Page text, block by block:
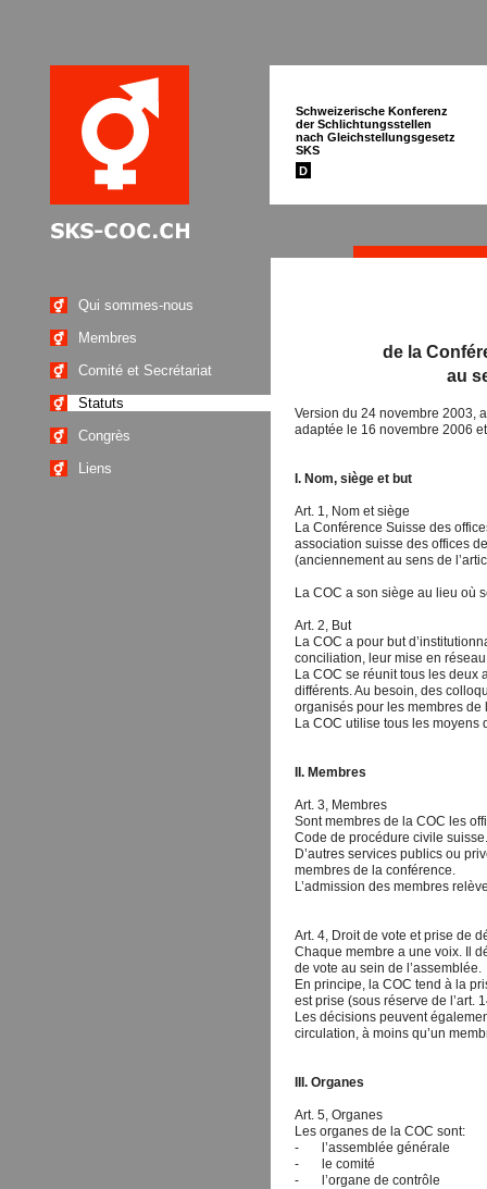
Schweizerische Konferenz
der Schlichtungsstellen
nach Gleichstellungsgesetz
SKS
D
Qui sommes-nous
Membres
Comité et Secrétariat
Statuts
Congrès
Liens
de la
au
Version du 24 novembre 2003,
adaptée le 16 novembre 2006
I. Nom, siège et but
Art. 1, Nom et siège
La Conférence Suisse des
association suisse des offices
(anciennement au sens de
La COC a son siège au lieu où
Art. 2, But
La COC a pour but
conciliation, leur mise en
La COC se réunit tous les
différents. Au besoin, des
organisés pour les membres
La COC utilise tous les moyens
II. Membres
Art. 3, Membres
Sont membres de la COC les
Code de procédure civile suisse.
D’autres services publics ou
membres de la conférence.
L’admission des membres
Art. 4, Droit de vote et prise de
Chaque membre a une voix. Il
de vote au sein de l’assemblée.
En principe, la COC tend à la
est prise (sous réserve de l’art.
Les décisions peuvent
circulation, à moins qu’un
III. Organes
Art. 5, Organes
Les organes de la COC sont:
- l’assemblée générale
- le comité
- l’organe de contrôle